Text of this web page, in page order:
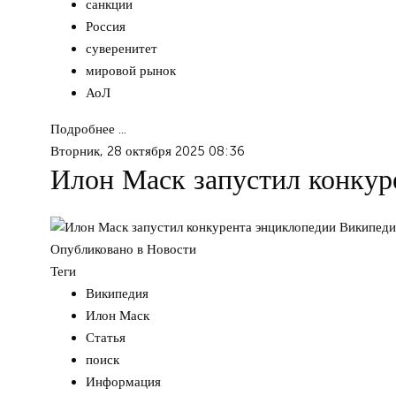
санкции
Россия
суверенитет
мировой рынок
АоЛ
Подробнее ...
Вторник, 28 октября 2025 08:36
Илон Маск запустил
Опубликовано в Новости
Теги
Википедия
Илон Маск
Статья
поиск
Информация